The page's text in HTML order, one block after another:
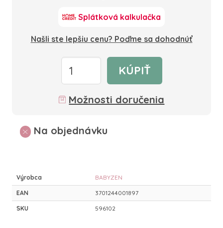
Splátková kalkulačka
Našli ste lepšiu cenu? Poďme sa dohodnúť
KÚPIŤ
Možnosti doručenia
Na objednávku
Výrobca BABYZEN
EAN 3701244001897
SKU 596102